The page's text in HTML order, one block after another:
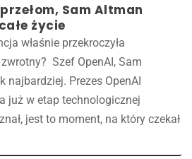
Sam Altman
życie
właśnie przekroczyła
Szef OpenAI, Sam
najbardziej. Prezes OpenAI
już w etap technologicznej
jest to moment, na który czekał